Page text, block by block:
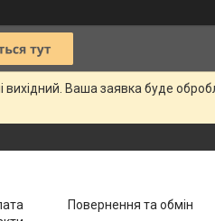
вихідний. Ваша заявка буде
Повернення та обмін